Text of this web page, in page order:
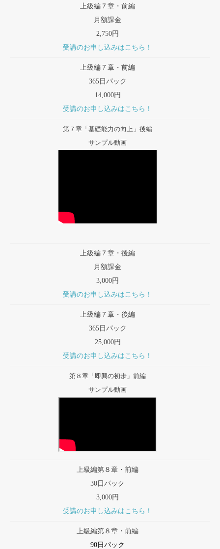
上級編７章・前編
月額課金
2,750円
受講のお申し込みはこちら！
上級編７章・前編
365日パック
14,000円
受講のお申し込みはこちら！
第７章「基礎能力の向上」後編
サンプル動画
上級編７章・後編
月額課金
3,000円
受講のお申し込みはこちら！
上級編７章・後編
365日パック
25,000円
受講のお申し込みはこちら！
第８章「即興の初歩」前編
サンプル動画
上級編第８章・前編
30日パック
3,000円
受講のお申し込みはこちら！
上級編第８章・前編
90日パック